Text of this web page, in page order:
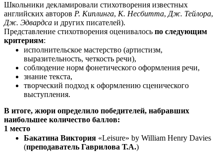
Школьники декламировали стихотворения известных
английских авторов Р. Киплинга, К. Несбитта, Дж. Тейлора,
Дж. Эдвардса и других писателей).
Представление стихотворения оценивалось по следующим
критериям:
исполнительское мастерство (артистизм,
выразительность, четкость речи),
соблюдение норм фонетического оформления речи,
знание текста,
творческий подход к оформлению сценического
выступления.
В итоге, жюри определило победителей, набравших
наибольшее количество баллов:
1 место
Бакатина Виктория «Leisure» by William Henry Davies
(преподаватель Гаврилова Т.А.)